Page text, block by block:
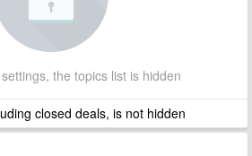
the topics list is hidden
closed deals, is not hidden